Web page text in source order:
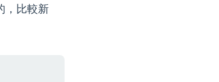
，比較新